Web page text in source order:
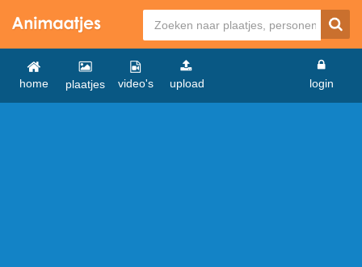
home plaatjes video's upload login